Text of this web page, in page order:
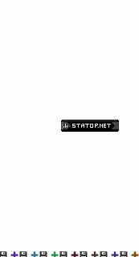
💾 ✚💾 ✚💾 ✚💾 ✚💾 ✚💾 ✚💾 ✚